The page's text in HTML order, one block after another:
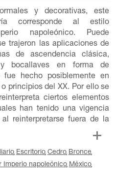
y decorativas, este
corresponde al estilo
napoleónico. Puede
trajeron las aplicaciones de
de ascendencia clásica,
bocallaves en forma de
fue hecho posiblemente en
principios del XX. Por ello se
ciertos elementos
han tenido una vigencia
reinterpretarse fuera de la
Escritorio Cedro Bronce
Imperio napoleónico México